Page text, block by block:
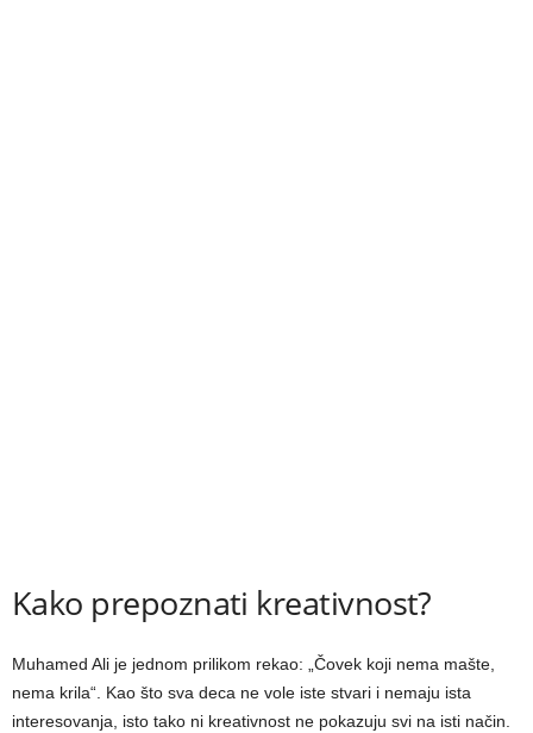
Kako prepoznati kreativnost?
Muhamed Ali je jednom prilikom rekao: „Čovek koji nema mašte,
nema krila“. Kao što sva deca ne vole iste stvari i nemaju ista
interesovanja, isto tako ni kreativnost ne pokazuju svi na isti način.